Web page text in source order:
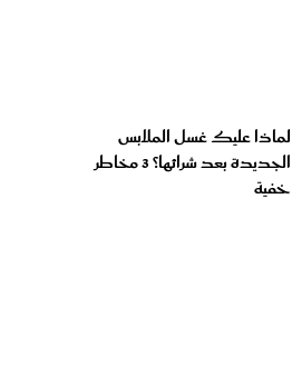
لماذا عليك غسل الملابس
الجديدة بعد شرائها؟ 3 مخاطر
خفية